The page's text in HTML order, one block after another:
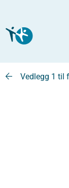
Vedlegg 1 til